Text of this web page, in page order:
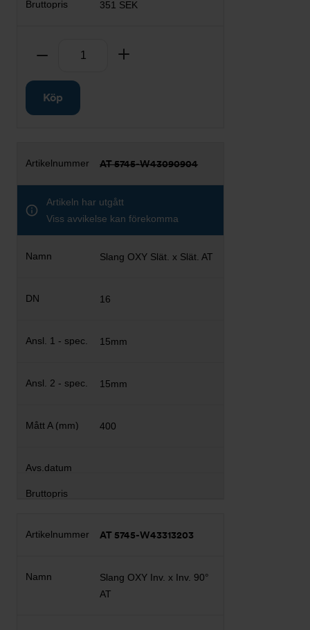
351 SEK
Ta bort
Köp
AT 5745-W43090904
Artikeln har utgått
Viss avvikelse kan förekomma
Slang OXY Slät. x Slät. AT
16
15mm
15mm
400
AT 5745-W43313203
Slang OXY Inv. x Inv. 90°
AT